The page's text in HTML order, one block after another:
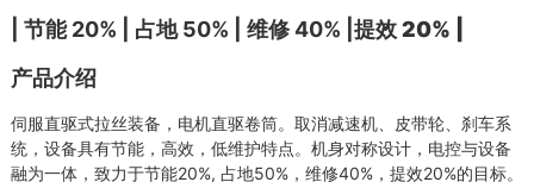
| 节能 20% | 占地 50% | 维修 40% | 提效 20% |
产品介绍
伺服直驱式拉丝装备，电机直驱卷筒。取消减速机、皮带轮、刹车系
统，设备具有节能，高效，低维护特点。机身对称设计，电控与设备
融为一体，致力于节能20%, 占地50%，维修40%，提效20%的目标。